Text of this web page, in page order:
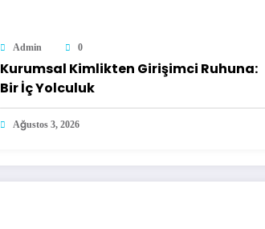
Admin 0
Kurumsal Kimlikten Girişimci Ruhuna:
Bir İç Yolculuk
Ağustos 3, 2026